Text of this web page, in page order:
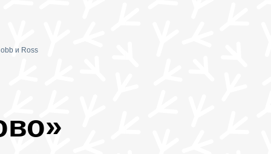
и Ross